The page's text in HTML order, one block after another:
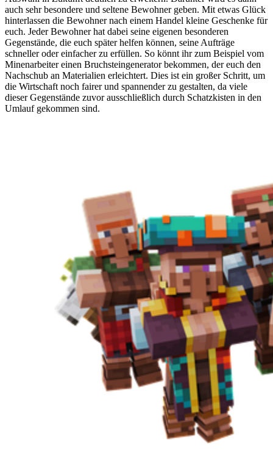
auch sehr besondere und seltene Bewohner geben. Mit etwas Glück
hinterlassen die Bewohner nach einem Handel kleine Geschenke für
euch. Jeder Bewohner hat dabei seine eigenen besonderen
Gegenstände, die euch später helfen können, seine Aufträge
schneller oder einfacher zu erfüllen. So könnt ihr zum Beispiel vom
Minenarbeiter einen Bruchsteingenerator bekommen, der euch den
Nachschub an Materialien erleichtert. Dies ist ein großer Schritt, um
die Wirtschaft noch fairer und spannender zu gestalten, da viele
dieser Gegenstände zuvor ausschließlich durch Schatzkisten in den
Umlauf gekommen sind.